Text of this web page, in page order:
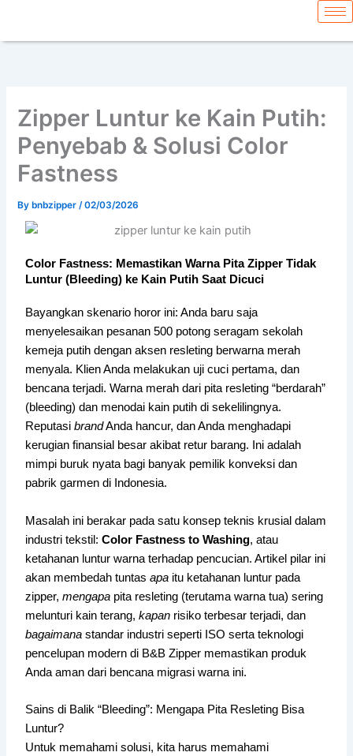
content
Zipper Luntur ke Kain Putih:
Penyebab & Solusi Color
Fastness
By bnbzipper/02/03/2026
Color Fastness: Memastikan Warna Pita Zipper Tidak
Luntur (Bleeding) ke Kain Putih Saat Dicuci
Bayangkan skenario horor ini: Anda baru saja
menyelesaikan pesanan 500 potong seragam sekolah
kemeja putih dengan aksen resleting berwarna merah
menyala. Klien Anda melakukan uji cuci pertama, dan
bencana terjadi. Warna merah dari pita resleting “berdarah”
(bleeding) dan menodai kain putih di sekelilingnya.
ReputasibrandAnda hancur, dan Anda menghadapi
kerugian finansial besar akibat retur barang. Ini adalah
mimpi buruk nyata bagi banyak pemilik konveksi dan
pabrik garmen di Indonesia.
Masalah ini berakar pada satu konsep teknis krusial dalam
industri tekstil:Color Fastness to Washing, atau
ketahanan luntur warna terhadap pencucian. Artikel pilar ini
akan membedah tuntasapa itu ketahanan luntur pada
zipper,mengapa pita resleting (terutama warna tua) sering
melunturi kain terang,kapan risiko terbesar terjadi, dan
bagaimana standar industri seperti ISO serta teknologi
pencelupan modern di B&B Zipper memastikan produk
Anda aman dari bencana migrasi warna ini.
Sains di Balik “Bleeding”: Mengapa Pita Resleting Bisa
Luntur?
Untuk memahami solusi, kita harus memahami